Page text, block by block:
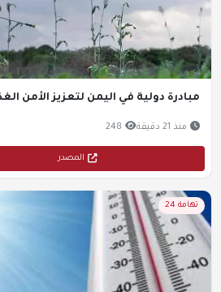
مبادرة دولية في اليمن لتعزيز الأمن
منذ 21 دقيقة 248
المصدر
تهامة 24